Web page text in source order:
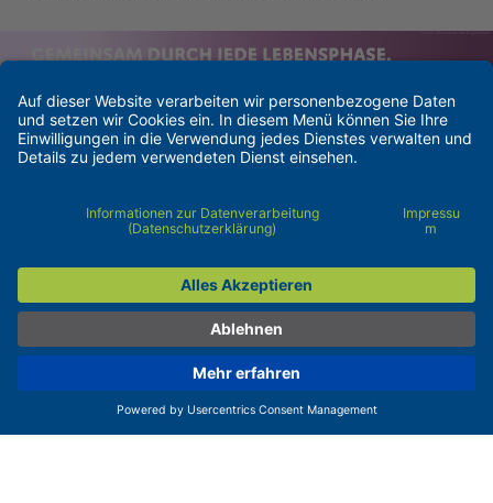
Barrierefreiheit
Pflichtangaben